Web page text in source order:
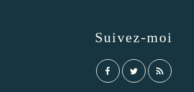
Suivez-moi